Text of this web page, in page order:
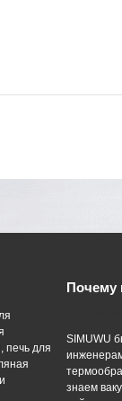
печь для
Почему
SIMUWU
знаем